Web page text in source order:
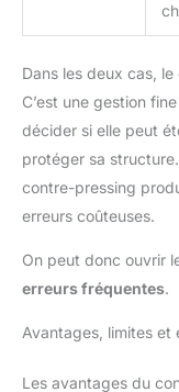
Dans les deux cas,
C’est une gestion
décider si elle peut
protéger sa
contre-pressing
erreurs coûteuses.
On peut donc ouvrir
erreurs fréquentes.
Avantages, limites et
Les avantages du